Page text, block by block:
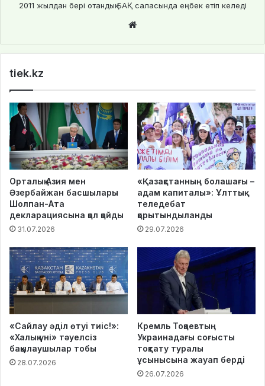
2011 жылдан бері отандық БАҚ саласында еңбек етіп келеді
te
tiek.kz
Орталық Азия мен
Әзербайжан басшылары
Шолпан-Ата
декларациясына қол қойды
31.07.2026
«Қазақстанның болашағы –
адам капиталы»: Ұлттық
теледебат
қорытындыланды
29.07.2026
«Сайлау әділ өтуі тиіс!»:
«Халық үні» тәуелсіз
бақылаушылар тобы
28.07.2026
Кремль Тоқаевтың
Украинадағы соғысты
тоқтату туралы
ұсынысына жауап берді
26.07.2026